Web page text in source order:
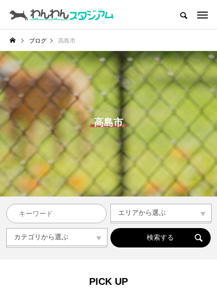
CATEGORY
ドッグラン
ドッグカフェ
愛犬とおでかけ (公園･施設etc)
愛犬と旅行
トリミングサロン
動物病院
コラム
人気の記事ランキング
メンバー
ブログ 高島市
インデックス
高島市
エリアから選ぶ
エリアから選ぶ
滋賀県
京都府
大阪府
兵庫県
奈良県
和歌山県
その他
カテゴリから選ぶ
カテゴリから選ぶ
ドッグラン
ドッグカフェ
愛犬と旅行
トリミングサロン
動物病院
コラム
PICK UP